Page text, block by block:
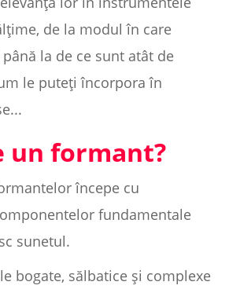
de la modul în care
la de ce sunt atât de
le puteți încorpora în
un formant?
începe cu
fundamentale
sunetul.
bogate, sălbatice și complexe